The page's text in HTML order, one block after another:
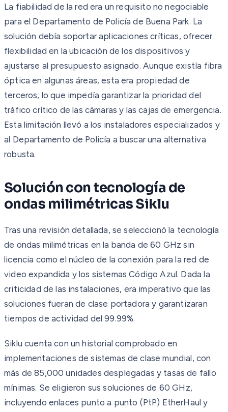
La fiabilidad de la red era un requisito no negociable
para el Departamento de Policía de Buena Park. La
solución debía soportar aplicaciones críticas, ofrecer
flexibilidad en la ubicación de los dispositivos y
ajustarse al presupuesto asignado. Aunque existía fibra
óptica en algunas áreas, esta era propiedad de
terceros, lo que impedía garantizar la prioridad del
tráfico crítico de las cámaras y las cajas de emergencia.
Esta limitación llevó a los instaladores especializados y
al Departamento de Policía a buscar una alternativa
robusta.
Solución con tecnología de
ondas milimétricas Siklu
Tras una revisión detallada, se seleccionó la tecnología
de ondas milimétricas en la banda de 60 GHz sin
licencia como el núcleo de la conexión para la red de
video expandida y los sistemas Código Azul. Dada la
criticidad de las instalaciones, era imperativo que las
soluciones fueran de clase portadora y garantizaran
tiempos de actividad del 99.99%.
Siklu cuenta con un historial comprobado en
implementaciones de sistemas de clase mundial, con
más de 85,000 unidades desplegadas y tasas de fallo
mínimas. Se eligieron sus soluciones de 60 GHz,
incluyendo enlaces punto a punto (PtP) EtherHaul y